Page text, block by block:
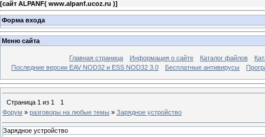
[сайт ALPANF( www.alpanf.ucoz.ru )]
Форма входа
Меню сайта
Главная страница Информация о сайте Каталог файлов
Последние версии EAV NOD32 и ESS NOD32 3.0
Бесплатные антивирусы
Страница 1 из 1
1
Форум » разговоры на любые темы » Зарядное устройство
Зарядное устройство